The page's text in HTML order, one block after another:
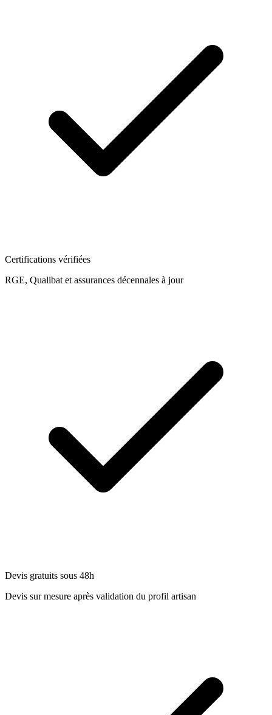
Certifications vérifiées
RGE, Qualibat et assurances décennales à jour
Devis gratuits sous 48h
Devis sur mesure après validation du profil artisan